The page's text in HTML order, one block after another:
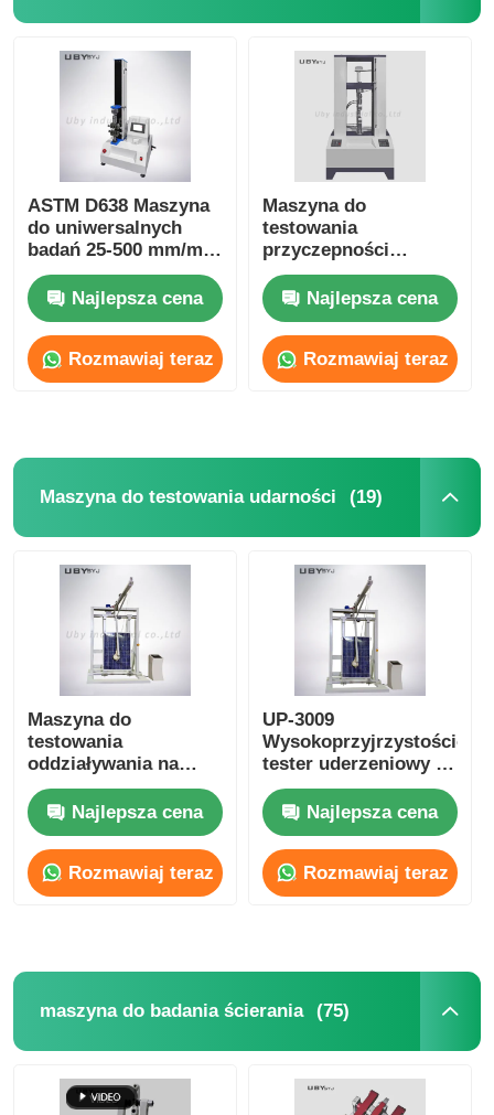
ASTM D638 Maszyna
do uniwersalnych
badań 25-500 mm/min
Sprzęt do badań
rozciągania typu
stołowego
Najlepsza cena
Rozmawiaj teraz
Maszyna do
testowania
przyczepności
220VAC Elektroniczne
urządzenia do
testowania
uniwersalnej
wytrzymałości na
bieganie
Najlepsza cena
Rozmawiaj teraz
Maszyna do testowania udarności (19)
Maszyna do
testowania
oddziaływania na
szkło do testowania
odporności na
uderzenie
Najlepsza cena
Rozmawiaj teraz
UP-3009
Wysokoprzyjrzystościowy
tester uderzeniowy z
modułem
fotowoltaicznym z
zakładką strzelaną z
zgodnością IEC61730-
2 i dostosowalnym
obszarem uderzenia
Najlepsza cena
Rozmawiaj teraz
maszyna do badania ścierania (75)